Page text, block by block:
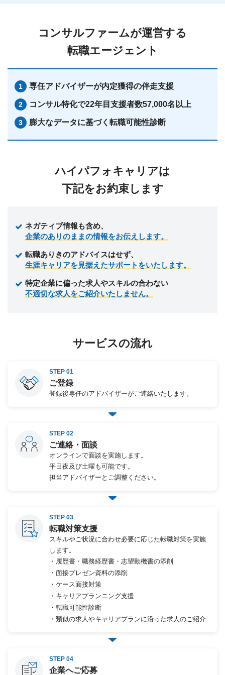
コンサルファームが運営する
転職エージェント
専任アドバイザーが内定獲得の伴走支援
コンサル特化で22年目 支援者数57,000名以上
膨大なデータに基づく転職可能性診断
ハイパフォキャリアは
下記をお約束します
ネガティブ情報も含め、
企業のありのままの情報をお伝えします。
転職ありきのアドバイスはせず、
生涯キャリアを見据えたサポートをいたします。
特定企業に偏った求人やスキルの合わない
不適切な求人をご紹介いたしません。
サービスの流れ
STEP 01
ご登録
登録後専任のアドバイザーがご連絡いたします。
STEP 02
ご連絡・面談
オンラインで面談を実施します。
平日夜及び土曜も可能です。
担当アドバイザーとご調整ください。
STEP 03
転職対策支援
スキルやご状況に合わせ必要に応じた転職対策を実施
します。
・履歴書・職務経歴書・志望動機書の添削
・面接プレゼン資料の添削
・ケース面接対策
・キャリアプランニング支援
・転職可能性診断
・類似の求人やキャリアプランに沿った求人のご紹介
STEP 04
企業へご応募